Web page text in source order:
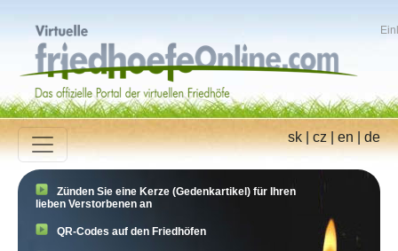
sk|cz|en|de
Zünden Sie eine Kerze (Gedenkartikel) für Ihren
lieben Verstorbenen an
QR-Codes auf den Friedhöfen